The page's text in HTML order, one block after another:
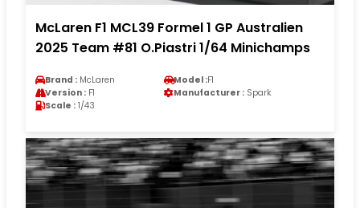
McLaren F1 MCL39 Formel 1 GP Australien
2025 Team #81 O.Piastri 1/64 Minichamps
Brand : McLaren Model :F1
Version : F1 Manufacturer : Spark
Scale : 1/43